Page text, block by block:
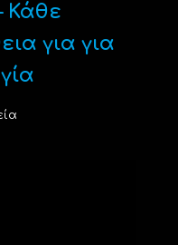
Κάθε
για για